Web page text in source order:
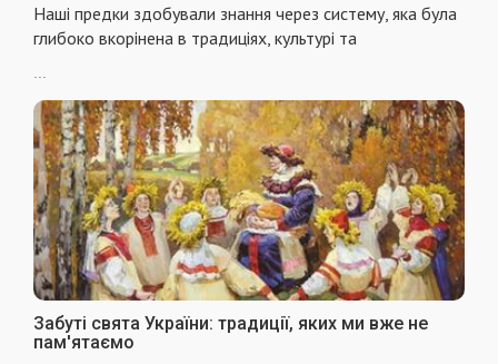
Наші предки здобували знання через систему, яка була
глибоко вкорінена в традиціях, культурі та
Забуті свята України: традиції, яких ми вже не
пам'ятаємо